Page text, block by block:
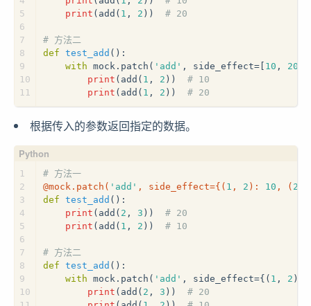
5
6
7
8
9
10
11
print (add( 1 , 2 )) # 20
# 方法二
def test_add ():
with mock.patch( 'add' , side_effect=[ 10 , 20
print (add( 1 , 2 )) # 10
print (add( 1 , 2 )) # 20
根据传入的参数返回指定的数据。
1
2
3
4
5
6
7
8
9
10
# 方法一
@mock.patch( 'add' , side_effect={( 1 , 2 ): 10 , ( 2
def test_add ():
print (add( 2 , 3 )) # 20
print (add( 1 , 2 )) # 10
# 方法二
def test_add ():
with mock.patch( 'add' , side_effect={( 1 , 2 ):
print (add( 2 , 3 )) # 20